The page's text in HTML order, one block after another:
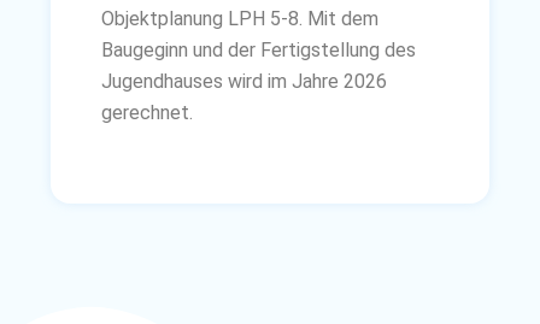
Objektplanung LPH 5-8. Mit dem
Baugeginn und der Fertigstellung des
Jugendhauses wird im Jahre 2026
gerechnet.